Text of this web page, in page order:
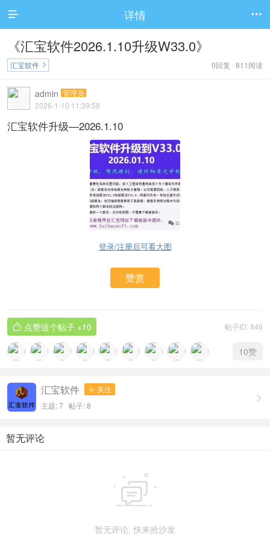
 详情 
《汇宝软件2026.1.10升级W33.0》
0回复 811阅读
汇宝软件 
admin 管理员
2026-1-10 11:39:58
汇宝软件升级—2026.1.10
登录/注册后可看大图
赞赏
帖子ID: 846
 点赞这个帖子 +10
10赞

汇宝软件  关注
主题: 7 帖子: 8
暂无评论

暂无评论, 快来抢沙发